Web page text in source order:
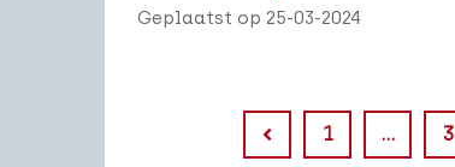
Geplaatst op 25-03-2024
1 … 3